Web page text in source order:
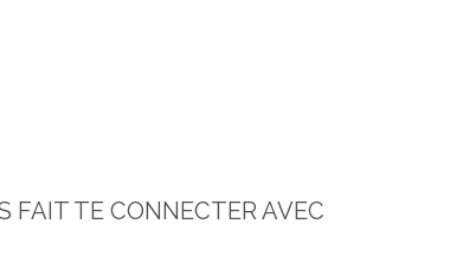
FAIT TE CONNECTER AVEC